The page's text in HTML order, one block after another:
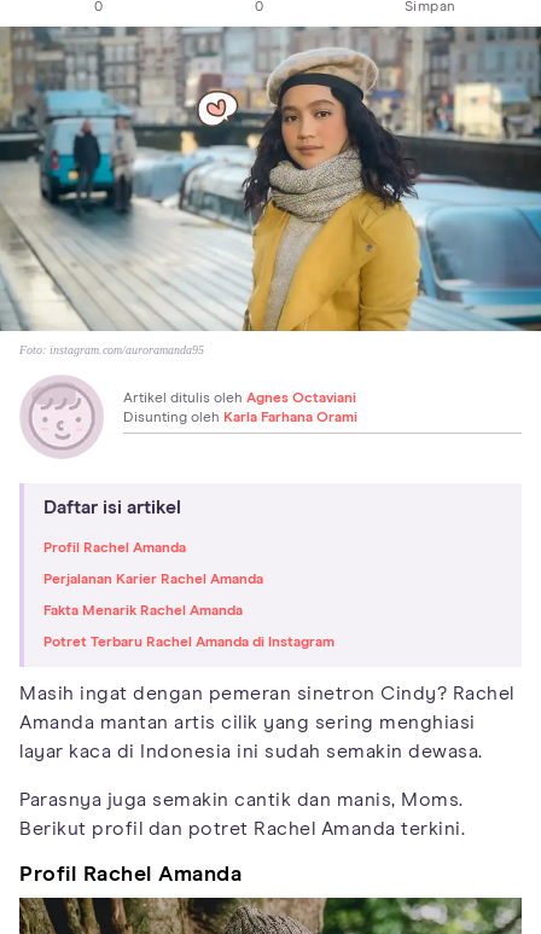
0 0 Simpan
Foto: instagram.com/auroramanda95
Artikel ditulis oleh Agnes Octaviani
Disunting oleh Karla Farhana Orami
Daftar isi artikel
Profil Rachel Amanda
Perjalanan Karier Rachel Amanda
Fakta Menarik Rachel Amanda
Potret Terbaru Rachel Amanda di Instagram
Masih ingat dengan pemeran sinetron Cindy? Rachel
Amanda mantan artis cilik yang sering menghiasi
layar kaca di Indonesia ini sudah semakin dewasa.
Parasnya juga semakin cantik dan manis, Moms.
Berikut profil dan potret Rachel Amanda terkini.
Profil Rachel Amanda